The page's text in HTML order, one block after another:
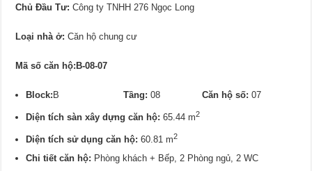
Chủ Đầu Tư: Công ty TNHH 276 Ngọc Long
Loại nhà ở: Căn hộ chung cư
Mã số căn hộ:B-08-07
Block:BTầng: 08Căn hộ số: 07
Diện tích sàn xây dựng căn hộ:65.44 m2
Diện tích sử dụng căn hộ: 60.81 m2
Chi tiết căn hộ: Phòng khách + Bếp, 2 Phòng ngủ, 2 WC